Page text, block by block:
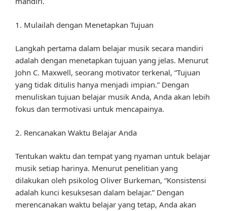
1. Mulailah dengan Menetapkan Tujuan
Langkah pertama dalam belajar musik secara mandiri
adalah dengan menetapkan tujuan yang jelas. Menurut
John C. Maxwell, seorang motivator terkenal, “Tujuan
yang tidak ditulis hanya menjadi impian.” Dengan
menuliskan tujuan belajar musik Anda, Anda akan lebih
fokus dan termotivasi untuk mencapainya.
2. Rencanakan Waktu Belajar Anda
Tentukan waktu dan tempat yang nyaman untuk belajar
musik setiap harinya. Menurut penelitian yang
dilakukan oleh psikolog Oliver Burkeman, “Konsistensi
adalah kunci kesuksesan dalam belajar.” Dengan
merencanakan waktu belajar yang tetap, Anda akan